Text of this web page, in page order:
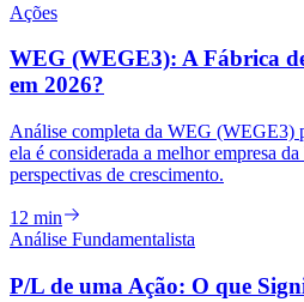
Ações
WEG (WEGE3): A Fábrica
em 2026?
Análise completa da WEG (WEGE3)
ela é considerada a melhor empresa
perspectivas de crescimento.
12 min
Análise Fundamentalista
P/L de uma Ação: O que